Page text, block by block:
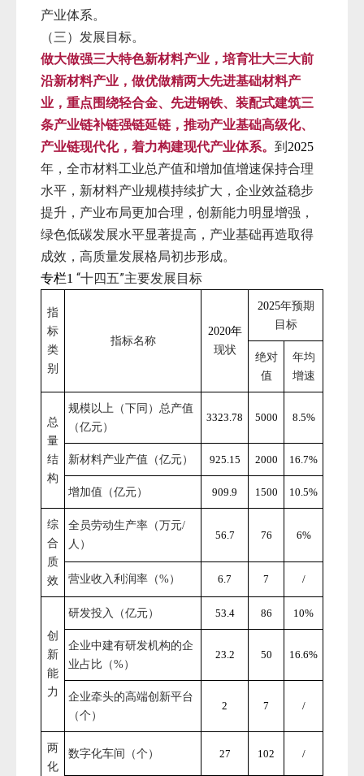
产业体系。
（三）发展目标。
做大做强三大特色新材料产业，培育壮大三大前
沿新材料产业，做优做精两大先进基础材料产
业，重点围绕轻合金、先进钢铁、装配式建筑三
条产业链补链强链延链，推动产业基础高级化、
产业链现代化，着力构建现代产业体系。 到 2025
年，全市材料工业总产值和增加值增速保持合理
水平，新材料产业规模持续扩大，企业效益稳步
提升，产业布局更加合理，创新能力明显增强，
绿色低碳发展水平显著提高，产业基础再造取得
成效，高质量发展格局初步形成。
专栏1 “十四五”主要发展目标
指
标
类
别
指标名称
2020年
现状
2025年预期
目标
绝对
值
年均
增速
总
量
结
构
规模以上（下同）总产值
（亿元）
3323.78 5000 8.5%
新材料产业产值（亿元） 925.15 2000 16.7%
增加值（亿元） 909.9 1500 10.5%
综
合
质
效
全员劳动生产率（万元/
人）
56.7 76 6%
营业收入利润率（%） 6.7 7 /
创
新
能
力
研发投入（亿元） 53.4 86 10%
企业中建有研发机构的企
业占比（%）
23.2 50 16.6%
企业牵头的高端创新平台
（个）
2 7 /
两
化
数字化车间（个） 27 102 /